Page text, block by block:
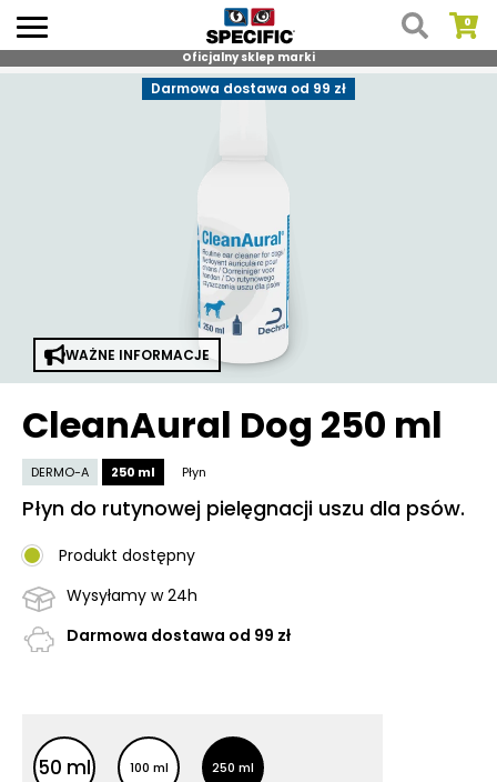
Skip
Oficjalny sklep marki
Darmowa dostawa od 99 zł
WAŻNE INFORMACJE
CleanAural Dog 250 ml
DERMO-A 250 ml Płyn
Płyn do rutynowej pielęgnacji uszu dla psów.
Produkt dostępny
Wysyłamy w 24h
Darmowa dostawa od 99 zł
Inne opakowania
50 ml 100 ml 250 ml
Inne opakowania